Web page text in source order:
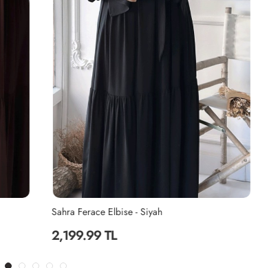
Sahra Ferace Elbise - Siyah
2,199.99 TL